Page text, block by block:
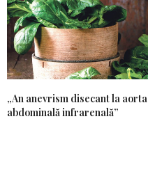
„An anevrism disecant la aorta
abdominală infrarenală”